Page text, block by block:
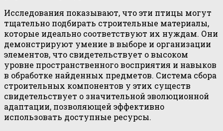
Исследования показывают, что эти птицы могут
тщательно подбирать строительные материалы,
которые идеально соответствуют их нуждам. Они
демонстрируют умение в выборе и организации
элементов, что свидетельствует о высоком
уровне пространственного восприятия и навыков
в обработке найденных предметов. Система сбора
строительных компонентов у этих существ
свидетельствует о значительной эволюционной
адаптации, позволяющей эффективно
использовать доступные ресурсы.